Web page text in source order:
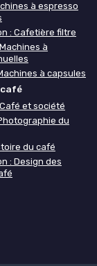
à espresso
: Cafetière filtre
à
à capsules
café
et société
du
du café
: Design des